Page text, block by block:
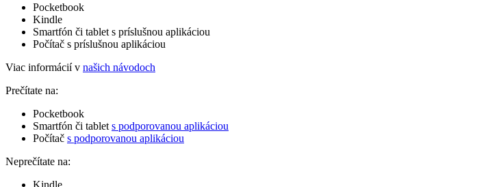
Pocketbook
Kindle
Smartfón či tablet s príslušnou aplikáciou
Počítač s príslušnou aplikáciou
Viac informácií v našich návodoch
Prečítate na:
Pocketbook
Smartfón či tablet s podporovanou aplikáciou
Počítač s podporovanou aplikáciou
Neprečítate na:
Kindle